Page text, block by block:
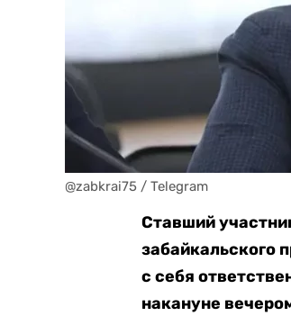
@zabkrai75 / Telegram
Ставший
забайкальского
с себя
накануне